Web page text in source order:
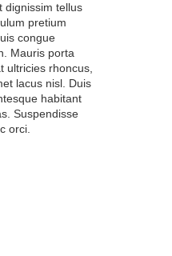
dignissim tellus
pretium
congue
Mauris porta
ultricies rhoncus,
lacus nisl. Duis
habitant
Suspendisse
orci.